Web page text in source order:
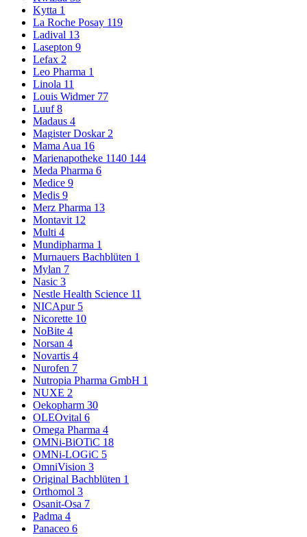
Kytta 1
La Roche Posay 119
Ladival 13
Lasepton 9
Lefax 2
Leo Pharma 1
Linola 11
Louis Widmer 77
Luuf8
Madaus 4
Magister Doskar2
Mama Aua 16
Marienapotheke 1140 144
Meda Pharma 6
Medice 9
Medis 9
Merz Pharma 13
Montavit 12
Multi 4
Mundipharma 1
Murnauers Bachblüten 1
Mylan 7
Nasic 3
Nestle Health Science 11
NICApur 5
Nicorette 10
NoBite 4
Norsan 4
Novartis 4
Nurofen 7
Nutropia Pharma GmbH 1
NUXE 2
Oekopharm 30
OLEOvital 6
Omega Pharma 4
OMNi-BiOTiC 18
OMNi-LOGiC 5
OmniVision 3
Original Bachblüten 1
Orthomol 3
Osanit-Osa 7
Padma 4
Panaceo 6